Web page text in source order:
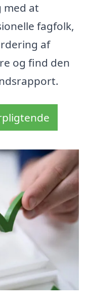
at
fagfolk,
af
og find den